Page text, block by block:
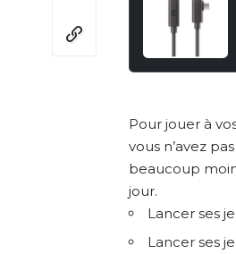
Pour jouer à
vous n’avez
beaucoup
jour.
Lancer ses
Lancer ses